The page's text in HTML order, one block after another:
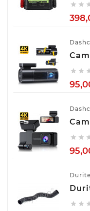
 
 
 
 